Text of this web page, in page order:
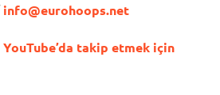
info@eurohoops.net
takip etmek için